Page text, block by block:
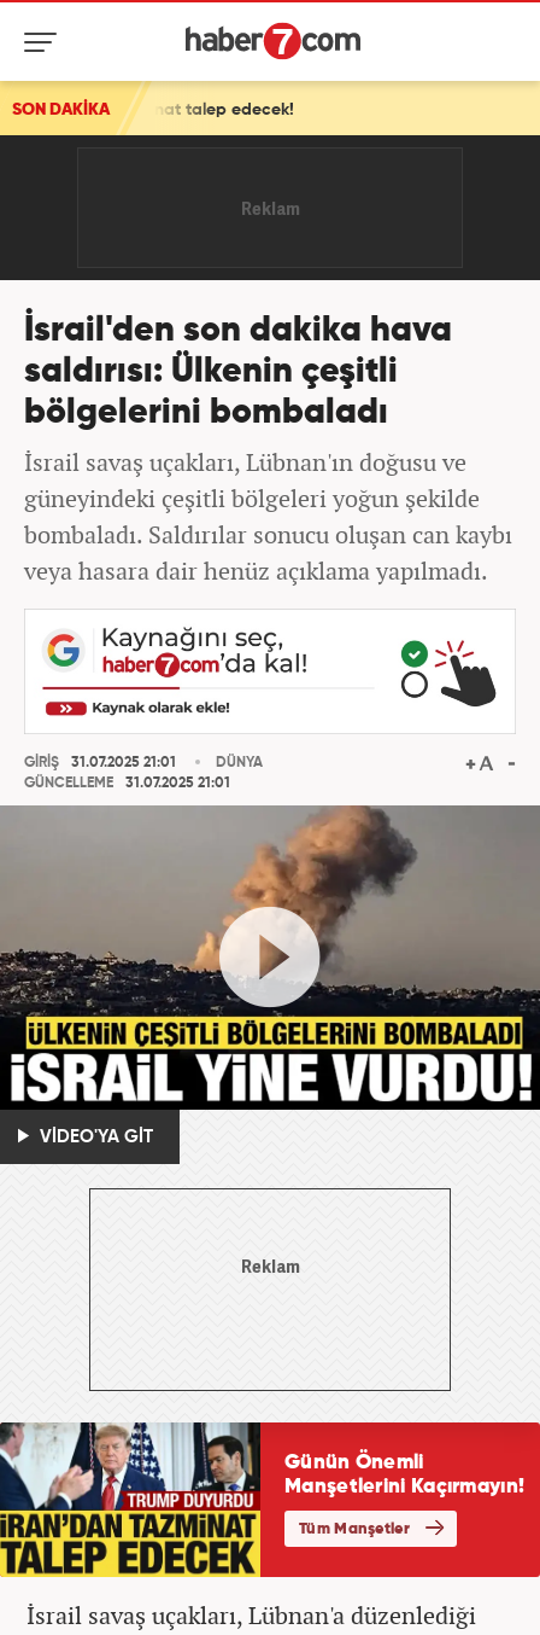
SON DAKİKAtalep edecek!
İsrail'den son dakika hava
saldırısı: Ülkenin çeşitli
bölgelerini bombaladı
İsrail savaş uçakları, Lübnan'ın doğusu ve
güneyindeki çeşitli bölgeleri yoğun şekilde
bombaladı. Saldırılar sonucu oluşan can kaybı
veya hasara dair henüz açıklama yapılmadı.
GİRİŞ
31.07.2025 21:01
GÜNCELLEME
31.07.2025 21:01
DÜNYA
VİDEO'YA GİT
İsrail savaş uçakları, Lübnan'a düzenlediği